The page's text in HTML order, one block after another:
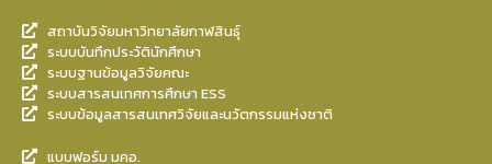
สถาบันวิจัยมหาวิทยาลัยกาฬสินธุ์
ระบบบันทึกประวัตินักศึกษา
ระบบฐานข้อมูลวิจัยคณะ
ระบบสารสนเทศการศึกษา ESS
ระบบข้อมูลสารสนเทศวิจัยและนวัตกรรมแห่งชาติ
แบบฟอร์ม มคอ.